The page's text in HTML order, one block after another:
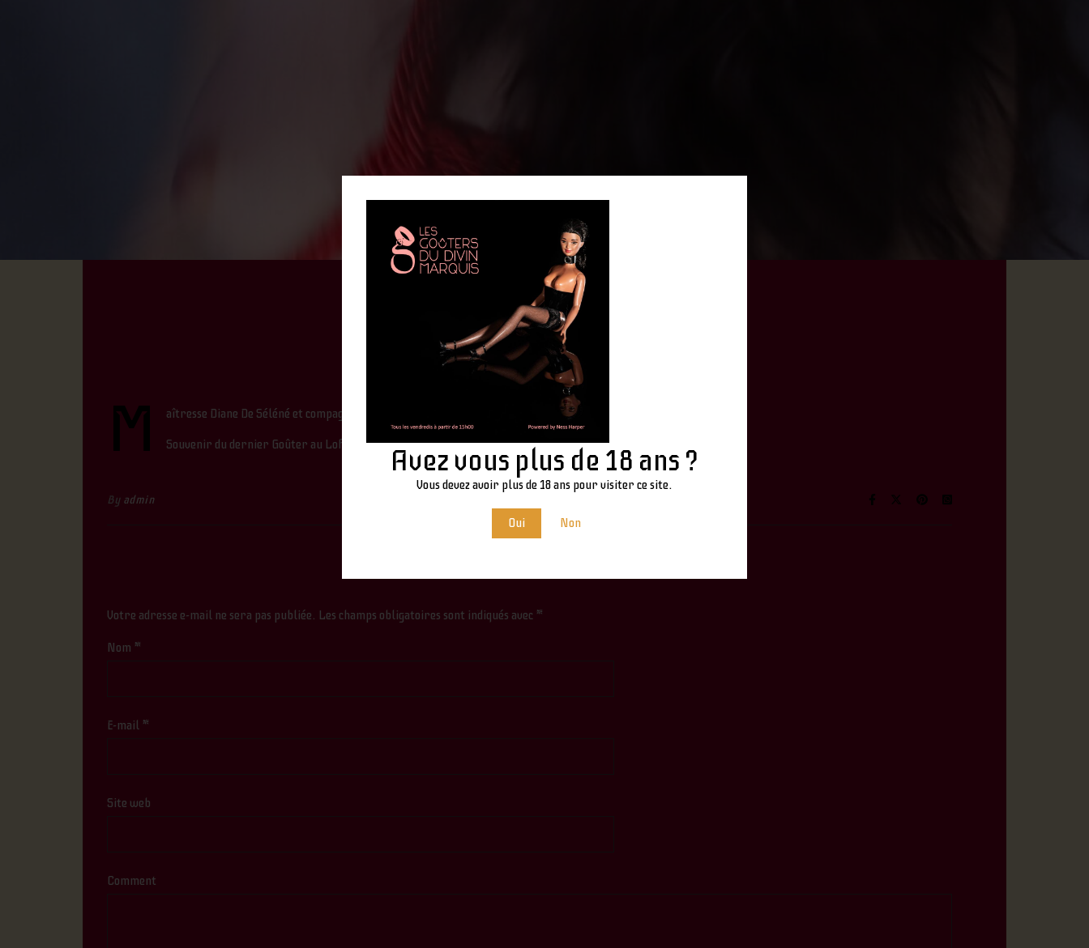
Avez vous plus de 18 ans ?
Vous devez avoir plus de 18 ans pour visiter ce site.
Oui Non
UNCATEGORIZED
Maîtresse Diane de Séléné
29 mars 2023/No Comments
M aîtresse Diane De Séléné et compagnie d’un Michelle Zinella un peu dissipé et espiègle.
Souvenir du dernier Goûter au Loft Industriel.
By admin
Votre adresse e-mail ne sera pas publiée. Les champs obligatoires sont indiqués avec *
Nom *
E-mail *
Site web
Comment